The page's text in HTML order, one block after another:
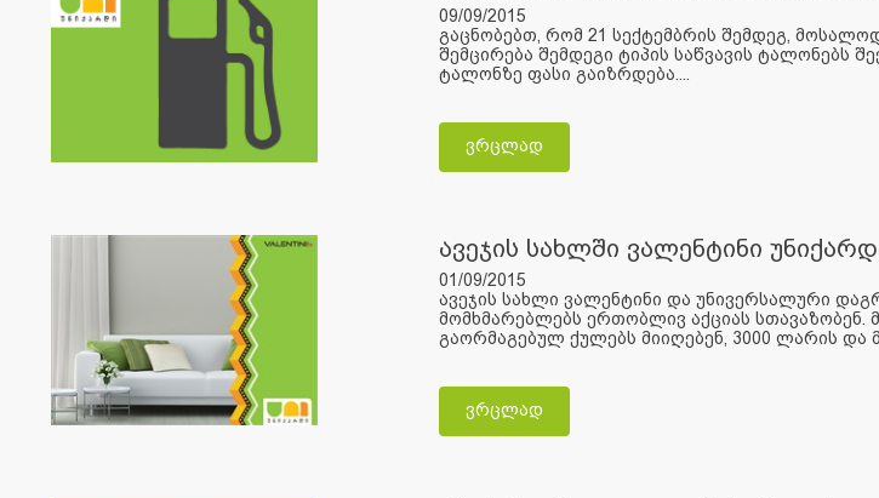
09/09/2015
გაცნობებთ, რომ 21 სექტემბრის შემდეგ,
შემცირება შემდეგი ტიპის საწვავის
ტალონზე ფასი გაიზრდება....
ვრცლად
ავეჯის სახლში ვალენტინი
01/09/2015
ავეჯის სახლი ვალენტინი და უნივერსალური
მომხმარებლებს ერთობლივ აქციას სთავაზობენ.
გაორმაგებულ ქულებს მიიღებენ, 3000 ლარის და
ვრცლად